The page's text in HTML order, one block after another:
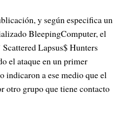
y según especifica un
BleepingComputer, el
Scattered Lapsus$ Hunters
el ataque en un primer
indicaron a ese medio que el
otro grupo que tiene contacto